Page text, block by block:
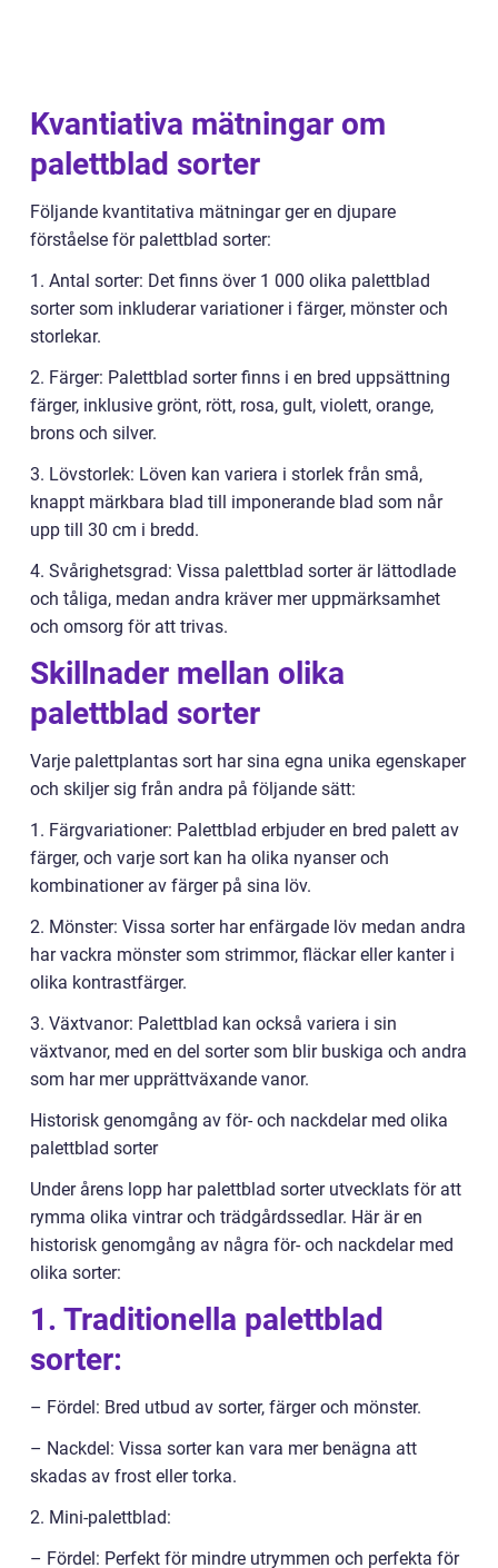
Kvantiativa mätningar om
palettblad sorter
Följande kvantitativa mätningar ger en djupare
förståelse för palettblad sorter:
1. Antal sorter: Det finns över 1 000 olika palettblad
sorter som inkluderar variationer i färger, mönster och
storlekar.
2. Färger: Palettblad sorter finns i en bred uppsättning
färger, inklusive grönt, rött, rosa, gult, violett, orange,
brons och silver.
3. Lövstorlek: Löven kan variera i storlek från små,
knappt märkbara blad till imponerande blad som når
upp till 30 cm i bredd.
4. Svårighetsgrad: Vissa palettblad sorter är lättodlade
och tåliga, medan andra kräver mer uppmärksamhet
och omsorg för att trivas.
Skillnader mellan olika
palettblad sorter
Varje palettplantas sort har sina egna unika egenskaper
och skiljer sig från andra på följande sätt:
1. Färgvariationer: Palettblad erbjuder en bred palett av
färger, och varje sort kan ha olika nyanser och
kombinationer av färger på sina löv.
2. Mönster: Vissa sorter har enfärgade löv medan andra
har vackra mönster som strimmor, fläckar eller kanter i
olika kontrastfärger.
3. Växtvanor: Palettblad kan också variera i sin
växtvanor, med en del sorter som blir buskiga och andra
som har mer upprättväxande vanor.
Historisk genomgång av för- och nackdelar med olika
palettblad sorter
Under årens lopp har palettblad sorter utvecklats för att
rymma olika vintrar och trädgårdssedlar. Här är en
historisk genomgång av några för- och nackdelar med
olika sorter:
1. Traditionella palettblad
sorter:
– Fördel: Bred utbud av sorter, färger och mönster.
– Nackdel: Vissa sorter kan vara mer benägna att
skadas av frost eller torka.
2. Mini-palettblad:
– Fördel: Perfekt för mindre utrymmen och perfekta för